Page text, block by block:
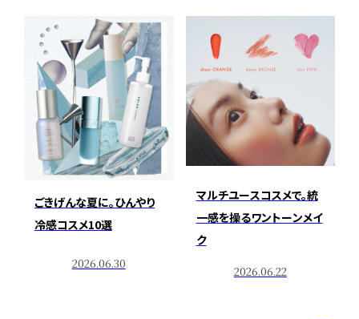
ごきげんな夏に。ひんやり
冷感コスメ10選
2026.06.30
マルチユースコスメで。統
一感を操るワントーンメイ
ク
2026.06.22